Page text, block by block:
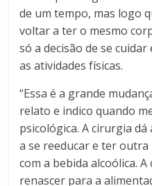
de um tempo, mas logo
voltar a ter o mesmo
só a decisão de se
as atividades físicas.
“Essa é a grande
relato e indico quando
psicológica. A cirurgia
a se reeducar e ter outra
com a bebida alcoólica.
renascer para a